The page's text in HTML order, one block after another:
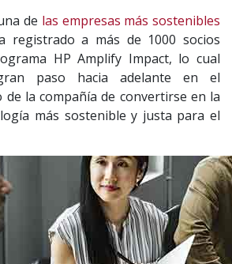
de las empresas más sostenibles
registrado a más de 1000 socios
HP Amplify Impact, lo cual
paso hacia adelante en el
la compañía de convertirse en la
más sostenible y justa para el